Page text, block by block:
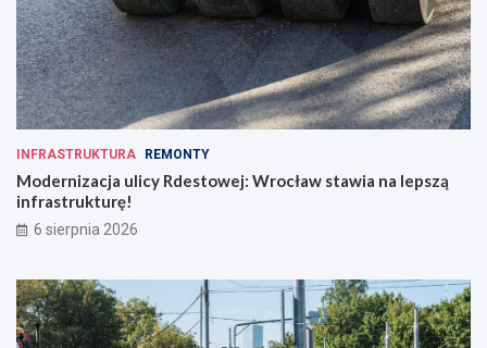
INFRASTRUKTURA REMONTY
Modernizacja ulicy Rdestowej: Wrocław stawia na lepszą
infrastrukturę!
6 sierpnia 2026